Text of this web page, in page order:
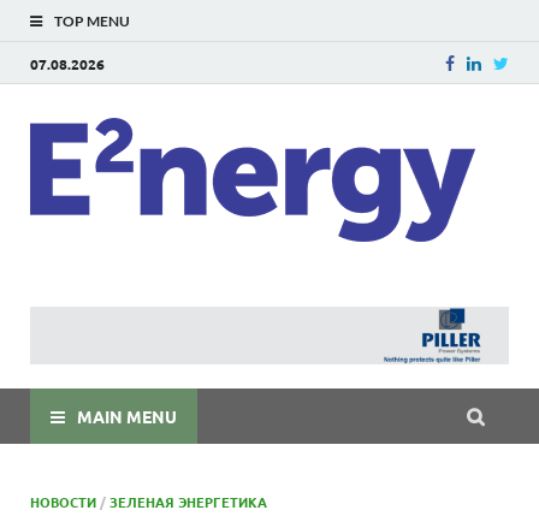
TOP MENU
07.08.2026
MAIN MENU
НОВОСТИ /ЗЕЛЕНАЯ ЭНЕРГЕТИКА